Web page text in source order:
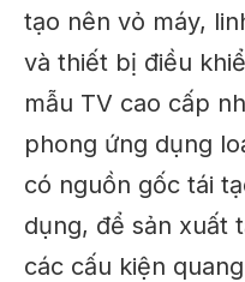
tạo nên vỏ máy,
và thiết bị điều
mẫu TV cao cấp
phong ứng dụng
có nguồn gốc tái
dụng, để sản xuất
các cấu kiện